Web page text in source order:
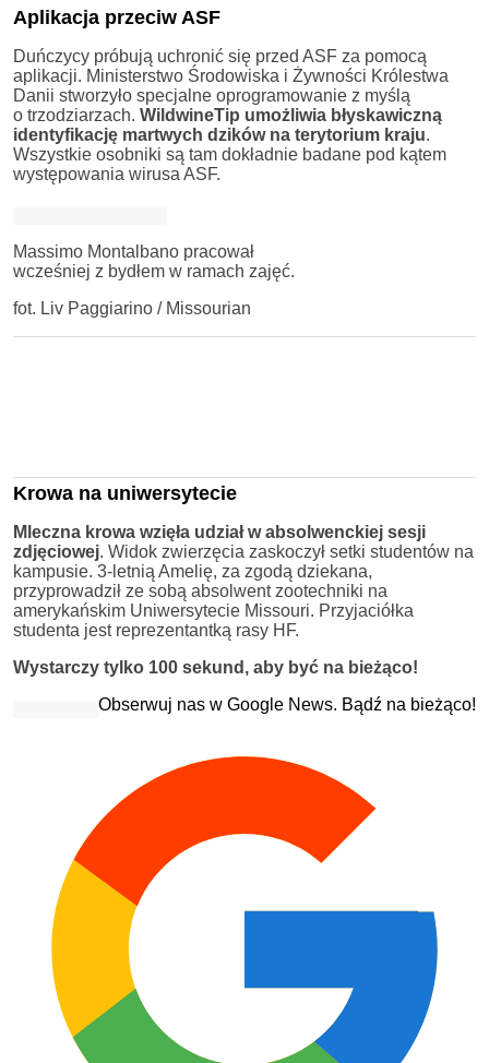
Aplikacja przeciw ASF
Duńczycy próbują uchronić się przed ASF za pomocą
aplikacji. Ministerstwo Środowiska i Żywności Królestwa
Danii stworzyło specjalne oprogramowanie z myślą
o trzodziarzach. WildwineTip umożliwia błyskawiczną
identyfikację martwych dzików na terytorium kraju.
Wszystkie osobniki są tam dokładnie badane pod kątem
występowania wirusa ASF.
Massimo Montalbano pracował
wcześniej z bydłem w ramach zajęć.
fot. Liv Paggiarino / Missourian
Krowa na uniwersytecie
Mleczna krowa wzięła udział w absolwenckiej sesji
zdjęciowej. Widok zwierzęcia zaskoczył setki studentów na
kampusie. 3-letnią Amelię, za zgodą dziekana,
przyprowadził ze sobą absolwent zootechniki na
amerykańskim Uniwersytecie Missouri. Przyjaciółka
studenta jest reprezentantką rasy HF.
Wystarczy tylko 100 sekund, aby być na bieżąco!
Obserwuj nas w Google News. Bądź na bieżąco!